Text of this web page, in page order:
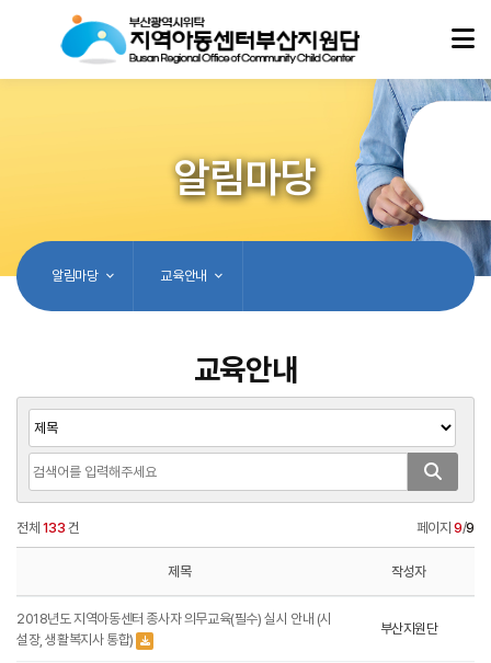
알림마당
알림마당 교육안내
교육안내
전체 133 건 페이지9/9
제목 작성자
2018년도 지역아동센터 종사자 의무교육(필수) 실시 안내 (시
설장, 생활복지사 통합)
부산지원단